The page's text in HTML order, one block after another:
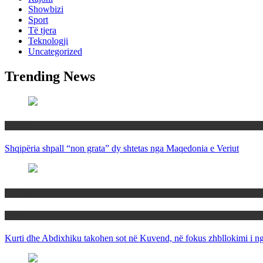
Showbizi
Sport
Të tjera
Teknologji
Uncategorized
Trending News
Shqipëria shpall “non grata” dy shtetas nga Maqedonia e Veriut
Kurti dhe Abdixhiku takohen sot në Kuvend, në fokus zhbllokimi i